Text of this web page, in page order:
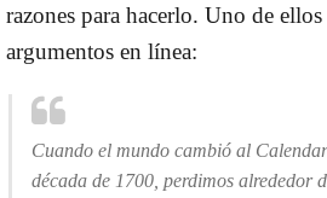
razones para hacerlo. Uno de
argumentos en línea:
Cuando el mundo cambió al
década de 1700, perdimos alrededor